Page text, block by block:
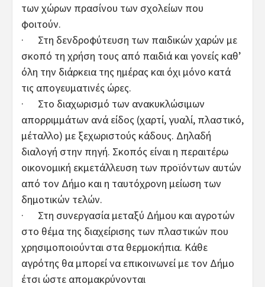
των χώρων πρασίνου των σχολείων που
φοιτούν.
· Στη δενδροφύτευση των παιδικών χαρών με
σκοπό τη χρήση τους από παιδιά και γονείς καθ’
όλη την διάρκεια της ημέρας και όχι μόνο κατά
τις απογευματινές ώρες.
· Στο διαχωρισμό των ανακυκλώσιμων
απορριμμάτων ανά είδος (χαρτί, γυαλί, πλαστικό,
μέταλλο) με ξεχωριστούς κάδους. Δηλαδή
διαλογή στην πηγή. Σκοπός είναι η περαιτέρω
οικονομική εκμετάλλευση των προϊόντων αυτών
από τον Δήμο και η ταυτόχρονη μείωση των
δημοτικών τελών.
· Στη συνεργασία μεταξύ Δήμου και αγροτών
στο θέμα της διαχείρισης των πλαστικών που
χρησιμοποιούνται στα θερμοκήπια. Κάθε
αγρότης θα μπορεί να επικοινωνεί με τον Δήμο
έτσι ώστε απομακρύνονται